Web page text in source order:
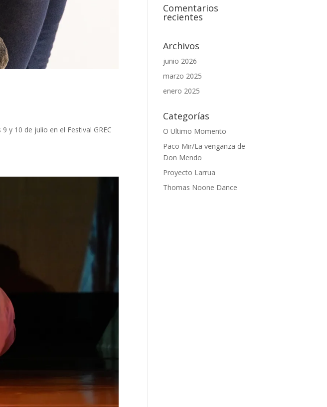
y 10 de julio en el Festival GREC
Comentarios
recientes
Archivos
junio 2026
marzo 2025
enero 2025
Categorías
O Ultimo Momento
Paco Mir/La venganza de
Don Mendo
Proyecto Larrua
Thomas Noone Dance